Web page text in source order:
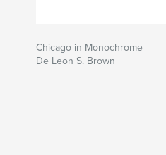
Chicago in Monochrome
De Leon S. Brown